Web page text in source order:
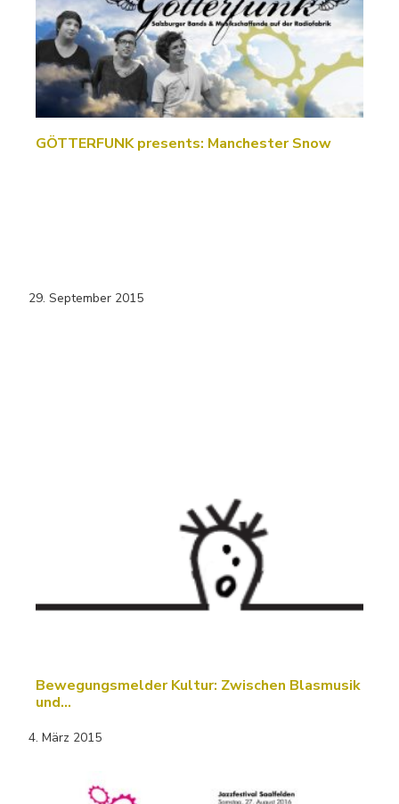
GÖTTERFUNK presents: Manchester Snow
29. September 2015
Bewegungsmelder Kultur: Zwischen Blasmusik
und…
4. März 2015